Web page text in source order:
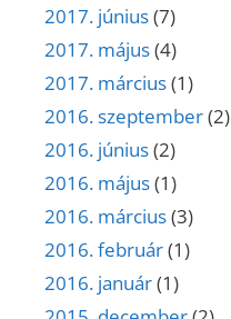
2017. június(7)
2017. május(4)
2017. március(1)
2016. szeptember(2)
2016. június(2)
2016. május(1)
2016. március(3)
2016. február(1)
2016. január(1)